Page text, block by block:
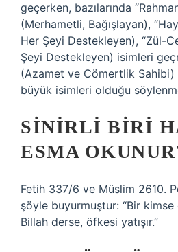
geçerken, bazılarında
(Merhametli, Bağışlayan),
Her Şeyi Destekleyen), “Zül-
Şeyi Destekleyen) isimleri
(Azamet ve Cömertlik Sahibi)
büyük isimleri olduğu
SINIRLI BIRI
ESMA
Fetih 337/6 ve Müslim 2610.
şöyle buyurmuştur: “Bir
Billah derse, öfkesi yatışır.”